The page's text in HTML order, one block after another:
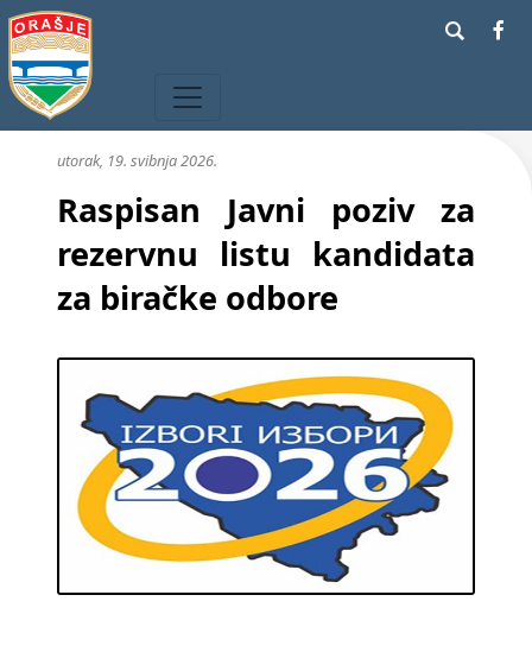
utorak, 19. svibnja 2026.
Raspisan Javni poziv za
rezervnu listu kandidata
za biračke odbore